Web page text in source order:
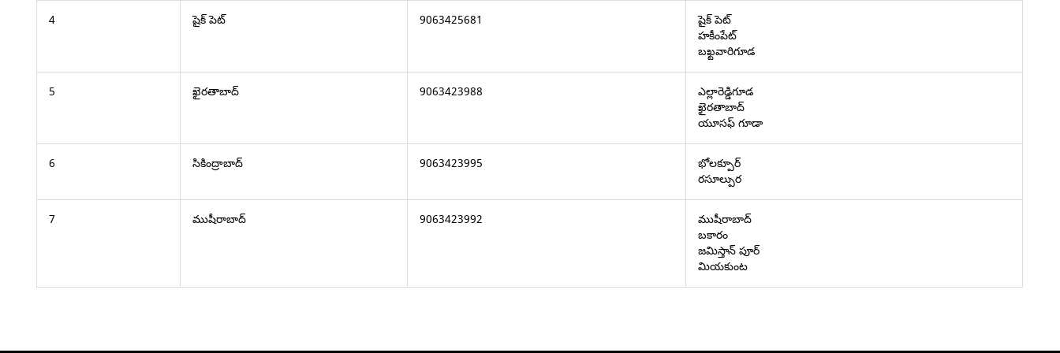
4 షైక్ పెట్ 9063425681
షైక్ పెట్
హకీంపేట్
బఖ్టవారిగూడ
5 ఖైరతాబాద్ 9063423988
ఎల్లారెడ్డిగూడ
ఖైరతాబాద్
యూసఫ్ గూడా
6 సికింద్రాబాద్ 9063423995
భోలక్పూర్
రసూల్పుర
7 ముషీరాబాద్ 9063423992
ముషీరాబాద్
బకారం
జమిస్తాన్ పూర్
మియకుంట